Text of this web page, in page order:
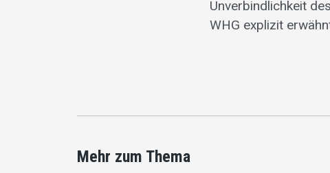
Unverbindlichkeit
WHG explizit
Mehr zum Thema